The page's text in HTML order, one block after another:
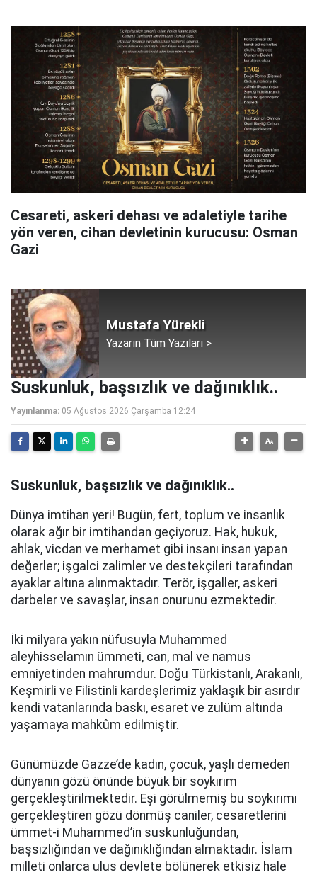
Cesareti, askeri dehası ve adaletiyle tarihe
yön veren, cihan devletinin kurucusu: Osman
Gazi
Mustafa Yürekli
Yazarın Tüm Yazıları >
Suskunluk, başsızlık ve dağınıklık..
Yayınlanma: 05 Ağustos 2026 Çarşamba 12:24
Suskunluk, başsızlık ve dağınıklık..
Dünya imtihan yeri! Bugün, fert, toplum ve insanlık
olarak ağır bir imtihandan geçiyoruz. Hak, hukuk,
ahlak, vicdan ve merhamet gibi insanı insan yapan
değerler; işgalci zalimler ve destekçileri tarafından
ayaklar altına alınmaktadır. Terör, işgaller, askeri
darbeler ve savaşlar, insan onurunu ezmektedir.
İki milyara yakın nüfusuyla Muhammed
aleyhisselamın ümmeti, can, mal ve namus
emniyetinden mahrumdur. Doğu Türkistanlı, Arakanlı,
Keşmirli ve Filistinli kardeşlerimiz yaklaşık bir asırdır
kendi vatanlarında baskı, esaret ve zulüm altında
yaşamaya mahkûm edilmiştir.
Günümüzde Gazze’de kadın, çocuk, yaşlı demeden
dünyanın gözü önünde büyük bir soykırım
gerçekleştirilmektedir. Eşi görülmemiş bu soykırımı
gerçekleştiren gözü dönmüş caniler, cesaretlerini
ümmet-i Muhammed’in suskunluğundan,
başsızlığından ve dağınıklığından almaktadır. İslam
milleti onlarca ulus devlete bölünerek etkisiz hale